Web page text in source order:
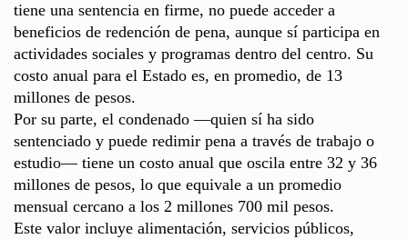
tiene una sentencia en firme, no puede acceder a
beneficios de redención de pena, aunque sí participa en
actividades sociales y programas dentro del centro. Su
costo anual para el Estado es, en promedio, de 13
millones de pesos.
Por su parte, el condenado —quien sí ha sido
sentenciado y puede redimir pena a través de trabajo o
estudio— tiene un costo anual que oscila entre 32 y 36
millones de pesos, lo que equivale a un promedio
mensual cercano a los 2 millones 700 mil pesos.
Este valor incluye alimentación, servicios públicos,